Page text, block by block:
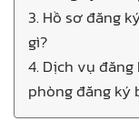
3. Hồ sơ đăng
gì?
4. Dịch vụ
phòng đăng ký